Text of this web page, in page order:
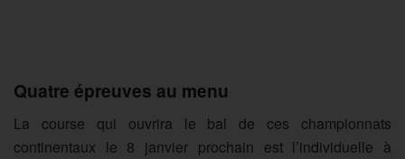
Quatre épreuves au menu
La course qui ouvrira le bal de ces championnats
continentaux le 8 janvier prochain est l’individuelle à